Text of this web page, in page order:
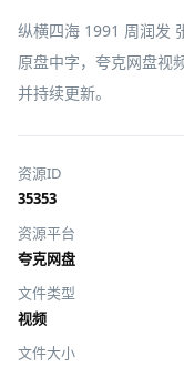
纵横四海 1991 周润发
原盘中字，夸克网盘视
并持续更新。
资源ID
35353
资源平台
夸克网盘
文件类型
视频
文件大小